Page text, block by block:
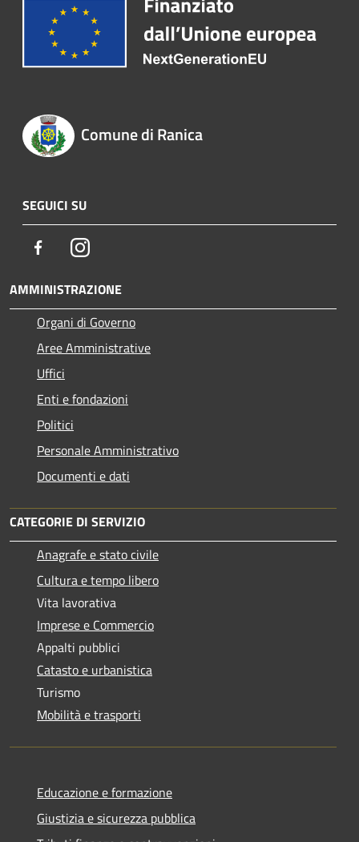
Comune di Ranica
SEGUICI SU
FacebookInstagram
AMMINISTRAZIONE
Organi di Governo
Aree Amministrative
Uffici
Enti e fondazioni
Politici
Personale Amministrativo
Documenti e dati
CATEGORIE DI SERVIZIO
Anagrafe e stato civile
Cultura e tempo libero
Vita lavorativa
Imprese e Commercio
Appalti pubblici
Catasto e urbanistica
Turismo
Mobilità e trasporti
Educazione e formazione
Giustizia e sicurezza pubblica